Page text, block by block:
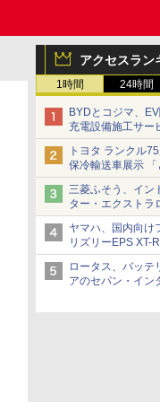
アクセスラン
1時間 24時間
BYDとコジマ、
充電設備施工サー
車の展示・試乗イ
トヨタ ランクル
保冷輸送車展示
てこられる」ラン
三菱ふそう、イン
ター・エクストラ
ックベースの観光
ヤマハ、国内向け
リズリーEPS XT-
ロータス、バッテ
アのセパン・イン